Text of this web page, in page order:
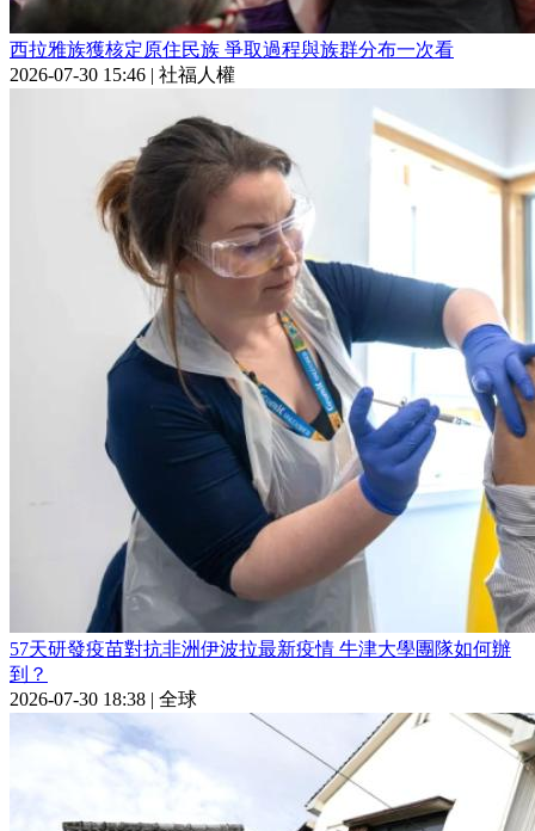
西拉雅族獲核定原住民族 爭取過程與族群分布一次看
2026-07-30 15:46 | 社福人權
57天研發疫苗對抗非洲伊波拉最新疫情 牛津大學團隊如何辦
到？
2026-07-30 18:38 | 全球